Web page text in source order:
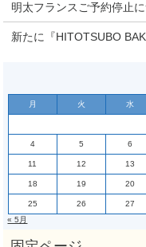
明太フランスご予約停止
新たに『HITOTSUBO
月 火 水
4 5 6
11 12 13
18 19 20
25 26 27
« 5月